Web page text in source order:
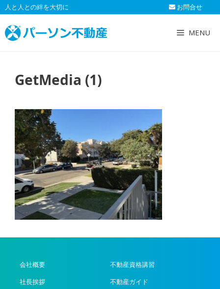
コ
ン
テ
ン
人と人との絆を大切に お問合せ
MENU
GetMedia (1)
会社概要
社長挨拶
不動産資格講習
不動産ガイド